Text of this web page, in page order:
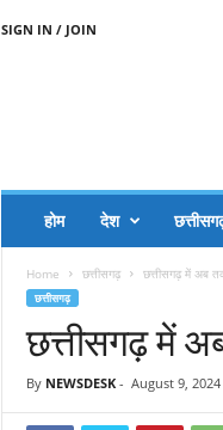
SIGN IN / JOIN
होम देश
Home छत्तीसगढ़ छत्तीसगढ़ में अब
छत्तीसगढ़
छत्तीसगढ़ में
By NEWSDESK- August 9, 2024